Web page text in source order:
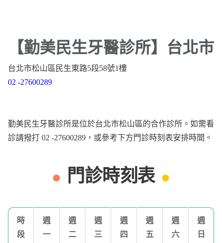
【勤美民生牙醫診所】台北市
台北市松山區民生東路5段58號1樓
02 -27600289
勤美民生牙醫診所是位於台北市松山區的合作診所。如需看
診請撥打 02 -27600289，或參考下方門診時刻表安排時間。
門診時刻表
時
段
週
一
週
二
週
三
週
四
週
五
週
六
週
日